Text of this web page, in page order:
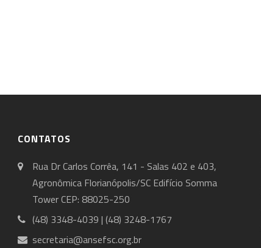
CONTATOS
Rua Dr Carlos Corrêa, 141 - Salas 402 e 403,
Agronômica Florianópolis/SC Edifício Somma
Tower CEP: 88025-250
(48) 3348-4039 | (48) 3248-1767
secretaria@ansefsc.org.br